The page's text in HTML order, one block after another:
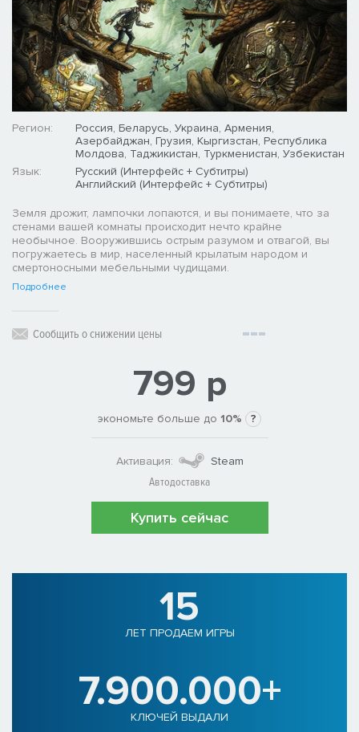
Регион:
Россия, Беларусь, Украина, Армения,
Азербайджан, Грузия, Кыргизстан, Республика
Молдова, Таджикистан, Туркменистан, Узбекистан
Язык:
Русский (Интерфейс + Субтитры)
Английский (Интерфейс + Субтитры)
Земля дрожит, лампочки лопаются, и вы понимаете, что за
стенами вашей комнаты происходит нечто крайне
необычное. Вооружившись острым разумом и отвагой, вы
погружаетесь в мир, населенный крылатым народом и
смертоносными мебельными чудищами.
Подробнее
Сообщить о снижении цены
799 р
экономьте больше до 10% ?
Активация:
Steam
Автодоставка
Купить сейчас
15
ЛЕТ ПРОДАЕМ ИГРЫ
7.900.000+
КЛЮЧЕЙ ВЫДАЛИ